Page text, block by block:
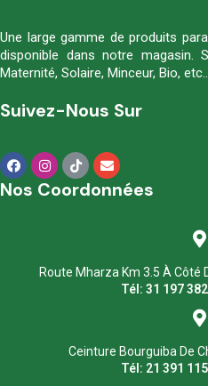
Une large gamme de produits
disponible dans notre magasin.
Maternité, Solaire, Minceur, Bio,
Suivez-Nous Sur
Nos Coordonnées
Route Mharza Km 3.5 À Côté
Tél: 31 197
Ceinture Bourguiba De
Tél: 21 391